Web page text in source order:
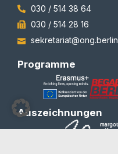
030 / 514 38 64
030 / 514 28 16
sekretariat@ong.berlin
Programme
Auszeichnungen